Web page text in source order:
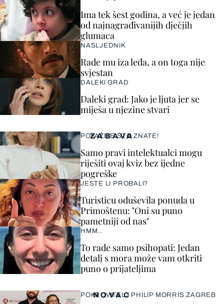
ZABAVA
POKAŽITE ŠTO ZNATE!
Samo pravi intelektualci mogu
riješiti ovaj kviz bez ijedne
pogreške
JESTE LI PROBALI?
Turisticu oduševila ponuda u
Primoštenu: "Oni su puno
pametniji od nas"
HMM…
To rade samo psihopati: Jedan
detalj s mora može vam otkriti
puno o prijateljima
Ima tek šest godina, a već je jedan
od najnagrađivanijih dječjih
glumaca
NASLJEDNIK
Rade mu iza leđa, a on toga nije
svjestan
DALEKI GRAD
Daleki grad: Jako je ljuta jer se
miješa u njezine stvari
NOVAC
POKROVITELJ PHILIP MORRIS ZAGREB